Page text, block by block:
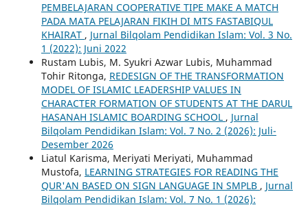
PEMBELAJARAN COOPERATIVE TIPE MAKE A MATCH
PADA MATA PELAJARAN FIKIH DI MTS FASTABIQUL
KHAIRAT , Jurnal Bilqolam Pendidikan Islam: Vol. 3 No.
1 (2022): Juni 2022
Rustam Lubis, M. Syukri Azwar Lubis, Muhammad
Tohir Ritonga, REDESIGN OF THE TRANSFORMATION
MODEL OF ISLAMIC LEADERSHIP VALUES IN
CHARACTER FORMATION OF STUDENTS AT THE DARUL
HASANAH ISLAMIC BOARDING SCHOOL , Jurnal
Bilqolam Pendidikan Islam: Vol. 7 No. 2 (2026): Juli-
Desember 2026
Liatul Karisma, Meriyati Meriyati, Muhammad
Mustofa, LEARNING STRATEGIES FOR READING THE
QUR'AN BASED ON SIGN LANGUAGE IN SMPLB , Jurnal
Bilqolam Pendidikan Islam: Vol. 7 No. 1 (2026):